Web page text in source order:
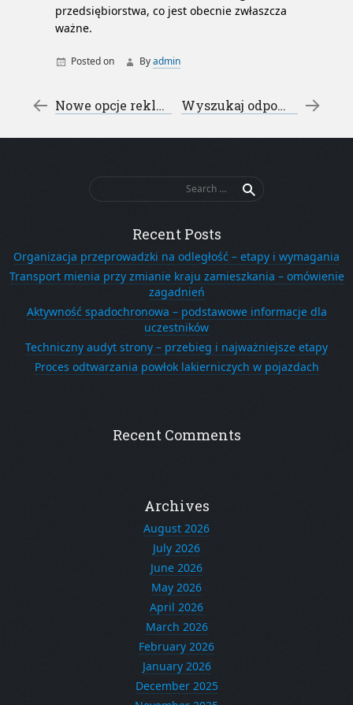
przedsiębiorstwa, co jest obecnie zwłaszcza
ważne.
Posted on Byadmin
Post navigation
←
Nowe opcje reklamowe Wyszukaj odpowiednią firmę do pozycjonowania
Search
for:
Recent Posts
Organizacja przeprowadzki na odległość – etapy i wymagania
Transport mienia przy zmianie kraju zamieszkania – omówienie
zagadnień
Aktywność spadochronowa – podstawowe informacje dla
uczestników
Techniczny audyt strony – przebieg i najważniejsze etapy
Proces odtwarzania powłok lakierniczych w pojazdach
Recent Comments
Archives
August 2026
July 2026
June 2026
May 2026
April 2026
March 2026
February 2026
January 2026
December 2025